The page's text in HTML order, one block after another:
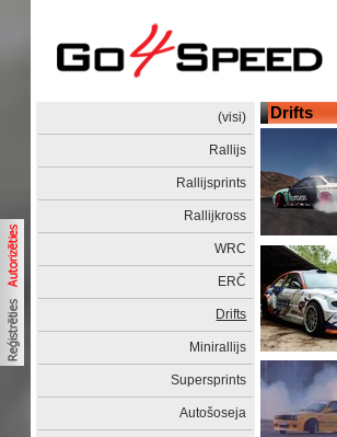
(visi)
Rallijs
Rallijsprints
Rallijkross
WRC
ERČ
Drifts
Minirallijs
Supersprints
Autošoseja
Drifts